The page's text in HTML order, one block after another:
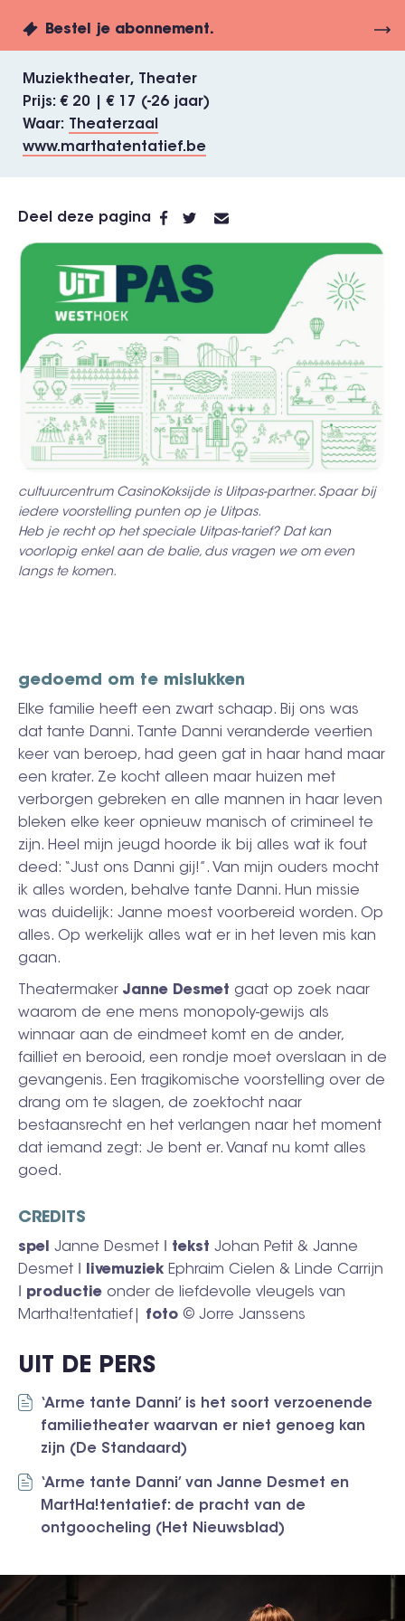
Bestel je abonnement.
Muziektheater
Theater
Prijs
€ 20 | € 17 (-26 jaar)
Waar
Theaterzaal
www.marthatentatief.be
Deel deze pagina
cultuurcentrum CasinoKoksijde is Uitpas-partner. Spaar bij
iedere voorstelling punten op je Uitpas.
Heb je recht op het speciale Uitpas-tarief? Dat kan
voorlopig enkel aan de balie, dus vragen we om even
langs te komen.
gedoemd om te mislukken
Elke familie heeft een zwart schaap. Bij ons was
dat tante Danni. Tante Danni veranderde veertien
keer van beroep, had geen gat in haar hand maar
een krater. Ze kocht alleen maar huizen met
verborgen gebreken en alle mannen in haar leven
bleken elke keer opnieuw manisch of crimineel te
zijn. Heel mijn jeugd hoorde ik bij alles wat ik fout
deed: “Just ons Danni gij!”. Van mijn ouders mocht
ik alles worden, behalve tante Danni. Hun missie
was duidelijk: Janne moest voorbereid worden. Op
alles. Op werkelijk alles wat er in het leven mis kan
gaan.
Theatermaker Janne Desmet gaat op zoek naar
waarom de ene mens monopoly-gewijs als
winnaar aan de eindmeet komt en de ander,
failliet en berooid, een rondje moet overslaan in de
gevangenis. Een tragikomische voorstelling over de
drang om te slagen, de zoektocht naar
bestaansrecht en het verlangen naar het moment
dat iemand zegt: Je bent er. Vanaf nu komt alles
goed.
CREDITS
spel Janne Desmet ǀ tekst Johan Petit & Janne
Desmet ǀ
livemuziek Ephraim Cielen & Linde Carrijn
productie onder de liefdevolle vleugels van
Martha!tentatief| foto © Jorre Janssens
UIT DE PERS
‘Arme tante Danni’ is het soort verzoenende
familietheater waarvan er niet genoeg kan
zijn (De Standaard)
‘Arme tante Danni’ van Janne Desmet en
MartHa!tentatief: de pracht van de
ontgoocheling (Het Nieuwsblad)